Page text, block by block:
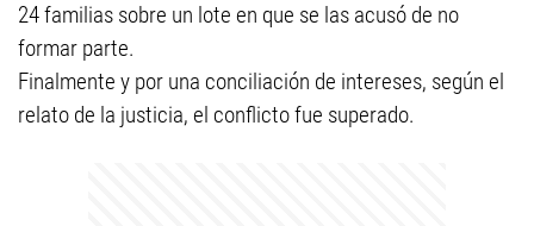
24 familias sobre un lote en que se las acusó de no
formar parte.
Finalmente y por una conciliación de intereses, según el
relato de la justicia, el conflicto fue superado.